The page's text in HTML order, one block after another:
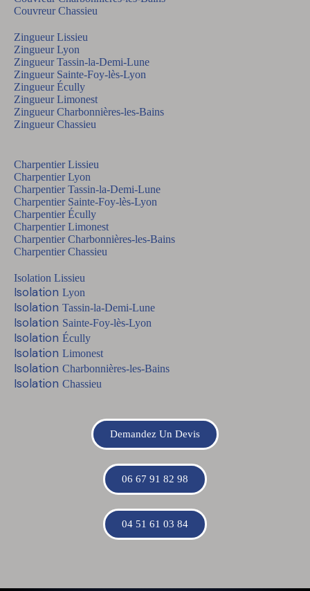
Couvreur Chassieu
Zingueur Lissieu
Zingueur Lyon
Zingueur Tassin-la-Demi-Lune
Zingueur Sainte-Foy-lès-Lyon
Zingueur Écully
Zingueur Limonest
Zingueur Charbonnières-les-Bains
Zingueur Chassieu
Charpentier Lissieu
Charpentier Lyon
Charpentier Tassin-la-Demi-Lune
Charpentier Sainte-Foy-lès-Lyon
Charpentier Écully
Charpentier Limonest
Charpentier Charbonnières-les-Bains
Charpentier Chassieu
Isolation Lissieu
Isolation Lyon
Isolation Tassin-la-Demi-Lune
Isolation Sainte-Foy-lès-Lyon
Isolation Écully
Isolation Limonest
Isolation Charbonnières-les-Bains
Isolation Chassieu
Demandez Un Devis
06 67 91 82 98
04 51 61 03 84